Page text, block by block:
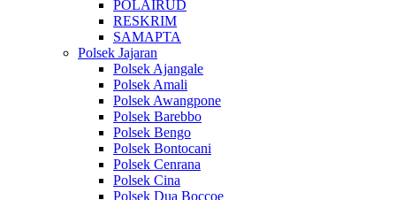
POLAIRUD
RESKRIM
SAMAPTA
Polsek Jajaran
Polsek Ajangale
Polsek Amali
Polsek Awangpone
Polsek Barebbo
Polsek Bengo
Polsek Bontocani
Polsek Cenrana
Polsek Cina
Polsek Dua Boccoe